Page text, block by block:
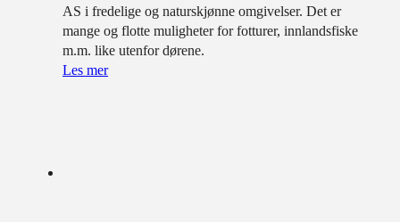
AS i fredelige og naturskjønne omgivelser. Det er
mange og flotte muligheter for fotturer, innlandsfiske
m.m. like utenfor dørene.
Les mer